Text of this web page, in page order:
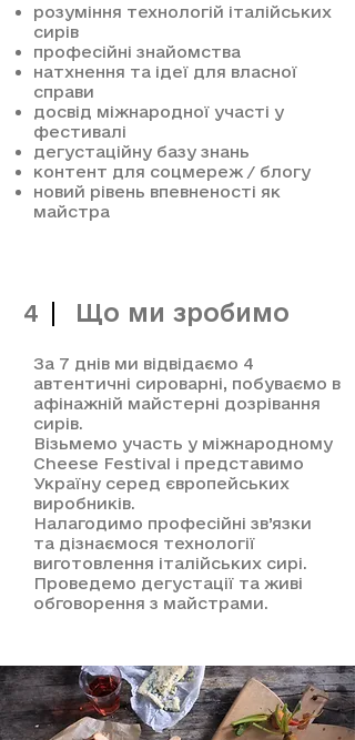
розуміння технологій італійських
сирів
професійні знайомства
натхнення та ідеї для власної
справи
досвід міжнародної участі у
фестивалі
дегустаційну базу знань
контент для соцмереж / блогу
новий рівень впевненості як
майстра
4 Що ми зробимо
За 7 днів ми відвідаємо 4
автентичні сироварні, побуваємо в
афінажній майстерні дозрівання
сирів.
Візьмемо участь у міжнародному
Cheese Festival і представимо
Україну серед європейських
виробників.
Налагодимо професійні зв’язки
та дізнаємося технології
виготовлення італійських сирі.
Проведемо дегустації та живі
обговорення з майстрами.